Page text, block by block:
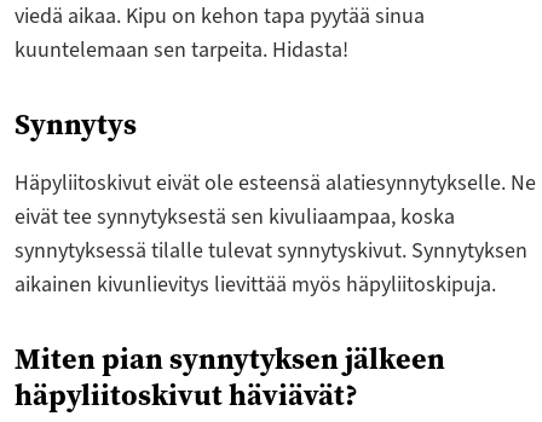
viedä aikaa. Kipu on kehon tapa pyytää sinua
kuuntelemaan sen tarpeita. Hidasta!
Synnytys
Häpyliitoskivut eivät ole esteensä alatiesynnytykselle. Ne
eivät tee synnytyksestä sen kivuliaampaa, koska
synnytyksessä tilalle tulevat synnytyskivut. Synnytyksen
aikainen kivunlievitys lievittää myös häpyliitoskipuja.
Miten pian synnytyksen jälkeen
häpyliitoskivut häviävät?